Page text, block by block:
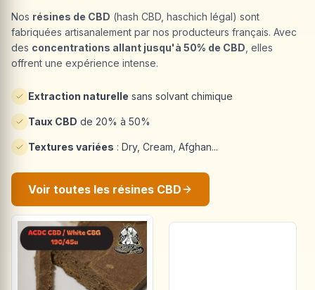
Nos résines de CBD (hash CBD, haschich légal) sont
fabriquées artisanalement par nos producteurs français. Avec
des concentrations allant jusqu'à 50% de CBD , elles
offrent une expérience intense.
Extraction naturelle sans solvant chimique
Taux CBD de 20% à 50%
Textures variées : Dry, Cream, Afghan...
Voir toutes les résines CBD